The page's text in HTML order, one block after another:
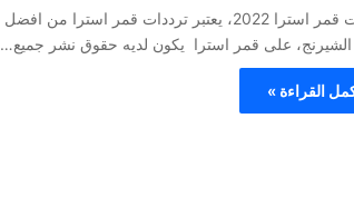
ترددات قمر استرا 2022، يعتبر ترددات قمر استرا من افضل
الشيرنج، على قمر استرا يكون لديه حقوق نشر جميع…
القراءة »